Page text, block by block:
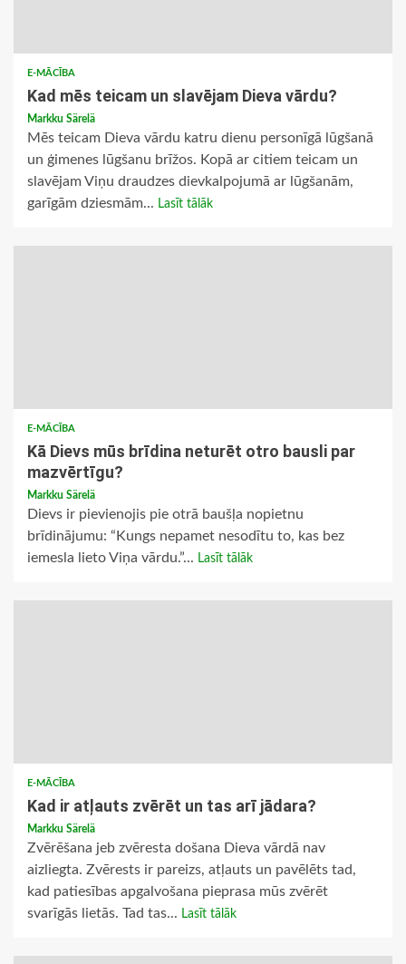
E-MĀCĪBA
Kad mēs teicam un slavējam Dieva vārdu?
Markku Särelä
Mēs teicam Dieva vārdu katru dienu personīgā lūgšanā
un ģimenes lūgšanu brīžos. Kopā ar citiem teicam un
slavējam Viņu draudzes dievkalpojumā ar lūgšanām,
garīgām dziesmām... Lasīt tālāk
E-MĀCĪBA
Kā Dievs mūs brīdina neturēt otro bausli par
mazvērtīgu?
Markku Särelä
Dievs ir pievienojis pie otrā baušļa nopietnu
brīdinājumu: “Kungs nepamet nesodītu to, kas bez
iemesla lieto Viņa vārdu.”... Lasīt tālāk
E-MĀCĪBA
Kad ir atļauts zvērēt un tas arī jādara?
Markku Särelä
Zvērēšana jeb zvēresta došana Dieva vārdā nav
aizliegta. Zvērests ir pareizs, atļauts un pavēlēts tad,
kad patiesības apgalvošana pieprasa mūs zvērēt
svarīgās lietās. Tad tas... Lasīt tālāk